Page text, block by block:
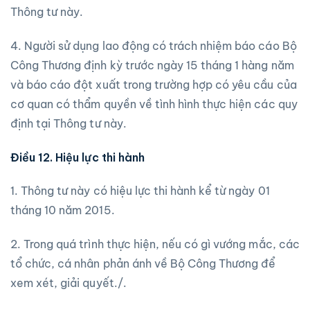
Thông tư này.
4. Người sử dụng lao động có trách nhiệm báo cáo Bộ
Công Thương định kỳ trước ngày 15 tháng 1 hàng năm
và báo cáo đột xuất trong trường hợp có yêu cầu của
cơ quan có thẩm quyền về tình hình thực hiện các quy
định tại Thông tư này.
Điều 12. Hiệu lực thi hành
1. Thông tư này có hiệu lực thi hành kể từ ngày 01
tháng 10 năm 2015.
2. Trong quá trình thực hiện, nếu có gì vướng mắc, các
tổ chức, cá nhân phản ánh về Bộ Công Thương để
xem xét, giải quyết./.